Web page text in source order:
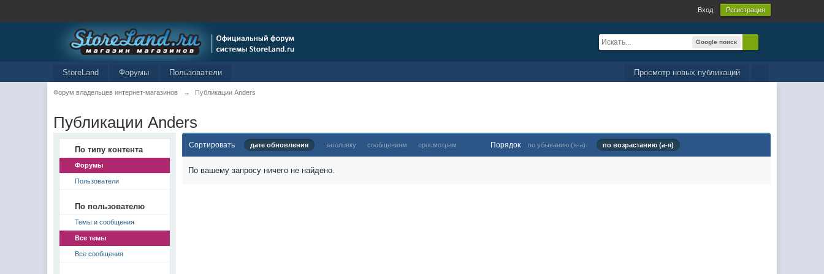
Вход Регистрация
Google поиск
Просмотр новых публикаций
StoreLand Форумы Пользователи
Форум владельцев интернет-магазинов → Публикации Anders
Публикации Anders
По типу контента
Форумы
Пользователи
По пользователю
Темы и сообщения
Все темы
Все сообщения
Сортировать дате обновления заголовку сообщениям просмотрам Порядок по убыванию (я-а) по возрастанию (а-я)
По вашему запросу ничего не найдено.